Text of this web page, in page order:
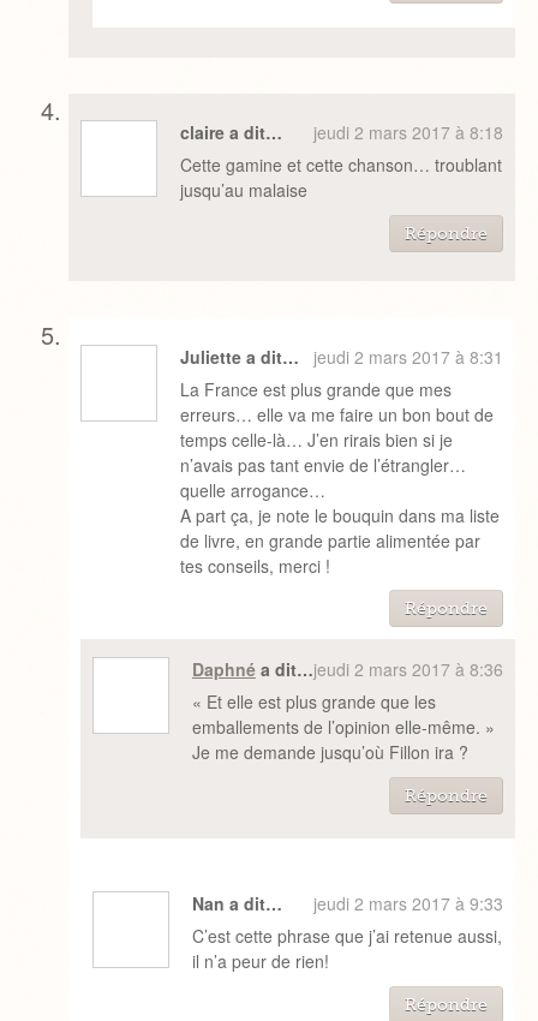
claire a dit…
jeudi 2 mars 2017 à 8:18
Cette gamine et cette chanson… troublant
jusqu’au malaise
Répondre
Juliette a dit…
jeudi 2 mars 2017 à 8:31
La France est plus grande que mes
erreurs… elle va me faire un bon bout de
temps celle-là… J’en rirais bien si je
n’avais pas tant envie de l’étrangler…
quelle arrogance…
A part ça, je note le bouquin dans ma liste
de livre, en grande partie alimentée par
tes conseils, merci !
Répondre
Daphnéa dit…jeudi 2 mars 2017 à 8:36
« Et elle est plus grande que les
emballements de l’opinion elle-même. »
Je me demande jusqu’où Fillon ira ?
Répondre
Nan a dit…
jeudi 2 mars 2017 à 9:33
C’est cette phrase que j’ai retenue aussi,
il n’a peur de rien!
Répondre